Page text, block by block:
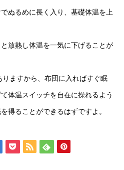
ぬるめに長く入り、基礎体温を上
放熱し体温を一気に下げることが
ますから、布団に入ればすぐ眠
体温スイッチを自在に操れるよう
得ることができるはずですよ。